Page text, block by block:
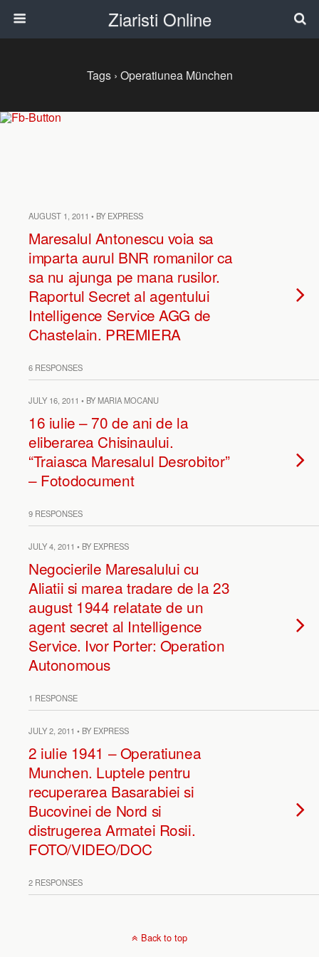
Ziaristi Online
Tags › Operatiunea München
AUGUST 1, 2011 • BY EXPRESS
Maresalul Antonescu voia sa
imparta aurul BNR romanilor ca
sa nu ajunga pe mana rusilor.
Raportul Secret al agentului
Intelligence Service AGG de
Chastelain. PREMIERA
6 RESPONSES
JULY 16, 2011 • BY MARIA MOCANU
16 iulie – 70 de ani de la
eliberarea Chisinaului.
“Traiasca Maresalul Desrobitor”
– Fotodocument
9 RESPONSES
JULY 4, 2011 • BY EXPRESS
Negocierile Maresalului cu
Aliatii si marea tradare de la 23
august 1944 relatate de un
agent secret al Intelligence
Service. Ivor Porter: Operation
Autonomous
1 RESPONSE
JULY 2, 2011 • BY EXPRESS
2 iulie 1941 – Operatiunea
Munchen. Luptele pentru
recuperarea Basarabiei si
Bucovinei de Nord si
distrugerea Armatei Rosii.
FOTO/VIDEO/DOC
2 RESPONSES
Back to top